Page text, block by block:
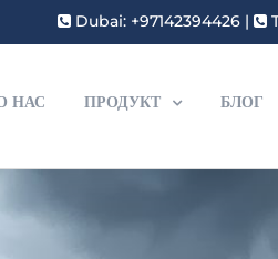
Dubai: +97142394426 |
НАС ПРОДУКТ БЛОГ